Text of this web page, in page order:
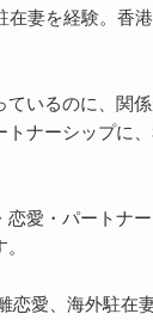
在妻を経験。香
ているのに、関
トナーシップに
恋愛・パートナ
恋愛、海外駐在